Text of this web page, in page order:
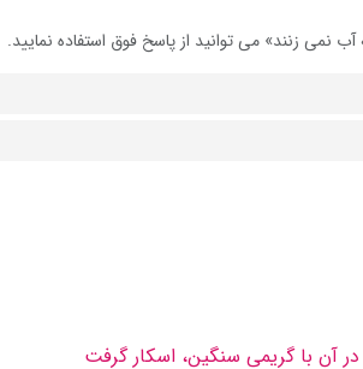
زنند» می توانید از پاسخ فوق استفاده نمایید.
آن با گریمى سنگین، اسكار گرفت